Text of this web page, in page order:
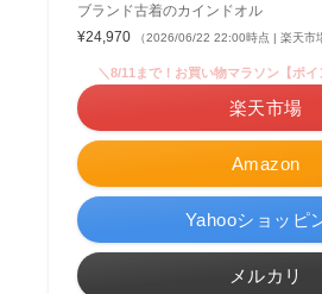
ブランド古着のカインドオル
¥24,970
（2026/06/22 22:00時点 | 楽天市
Amazon
＼8/11まで！お買い物マラソン【ポ
楽天市場
Yahooショッピ
メルカリ